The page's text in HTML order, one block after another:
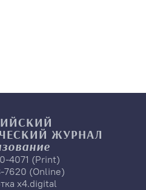
ЖУРНАЛ
4071 (Print)
7620 (Online)
x4.digital